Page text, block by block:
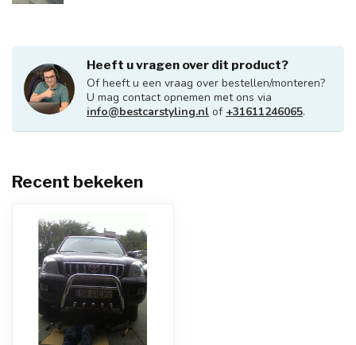
Heeft u vragen over dit product?
Of heeft u een vraag over bestellen/monteren?
U mag contact opnemen met ons via
info@bestcarstyling.nl of +31611246065.
Recent bekeken